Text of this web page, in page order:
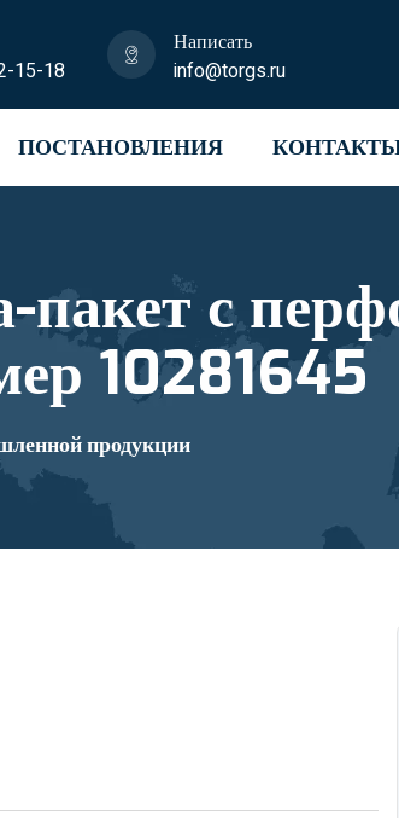
15-18
Написать
info@torgs.ru
ПОСТАНОВЛЕНИЯ
с
10281645
продукции